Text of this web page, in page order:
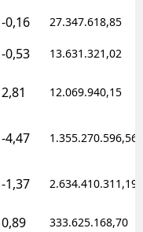
-0,16 27.347.618,85
-0,53 13.631.321,02
2,81 12.069.940,15
-4,47 1.355.270.596,56
-1,37 2.634.410.311,19
0,89 333.625.168,70